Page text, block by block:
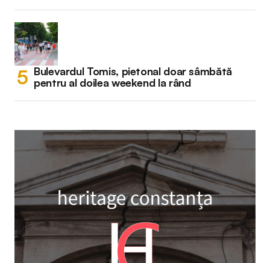
Bulevardul Tomis, pietonal doar sâmbătă
pentru al doilea weekend la rând